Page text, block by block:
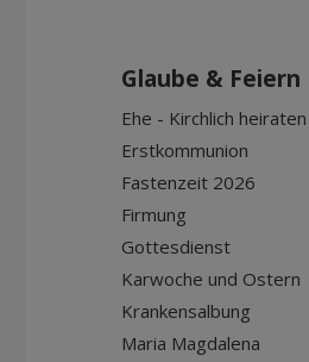
Glaube & Feiern
Ehe - Kirchlich heiraten
Erstkommunion
Fastenzeit 2026
Firmung
Gottesdienst
Karwoche und Ostern
Krankensalbung
Maria Magdalena